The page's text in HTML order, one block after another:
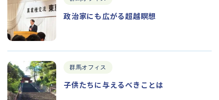
政治家にも広がる超越瞑想
群馬オフィス
子供たちに与えるべきことは